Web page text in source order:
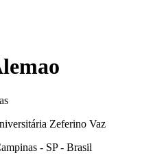
Zeferino Vaz
- SP - Brasil